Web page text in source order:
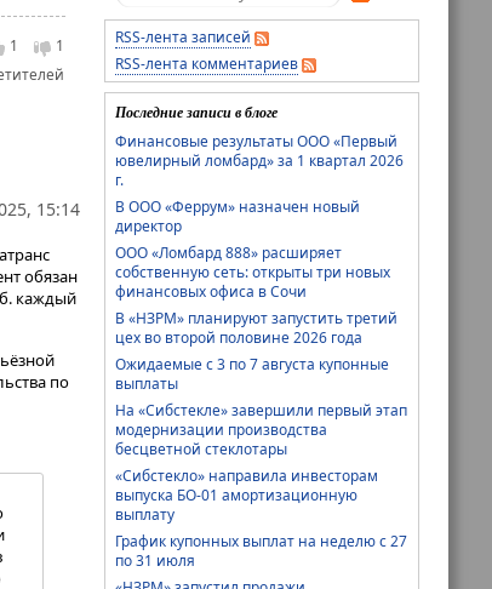
1
1
15:14
обязан
каждый
по
RSS-лента записей
RSS-лента комментариев
Последние записи в блоге
Финансовые результаты ООО «Первый
ювелирный ломбард» за 1 квартал 2026
г.
В ООО «Феррум» назначен новый
директор
ООО «Ломбард 888» расширяет
собственную сеть: открыты три новых
финансовых офиса в Сочи
В «НЗРМ» планируют запустить третий
цех во второй половине 2026 года
Ожидаемые с 3 по 7 августа купонные
выплаты
На «Сибстекле» завершили первый этап
модернизации производства
бесцветной стеклотары
«Сибстекло» направила инвесторам
выпуска БО-01 амортизационную
выплату
График купонных выплат на неделю с 27
по 31 июля